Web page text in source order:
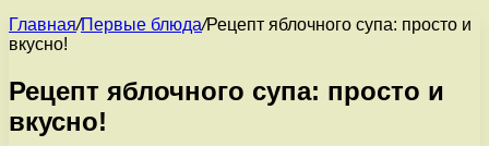
Главная/Первые блюда/Рецепт яблочного супа: просто и
вкусно!
Рецепт яблочного супа: просто и
вкусно!